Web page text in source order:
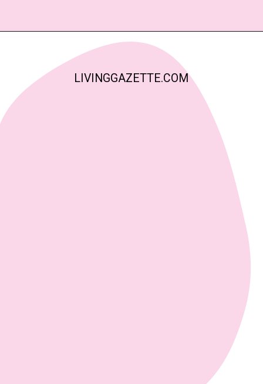
LIVINGGAZETTE.COM